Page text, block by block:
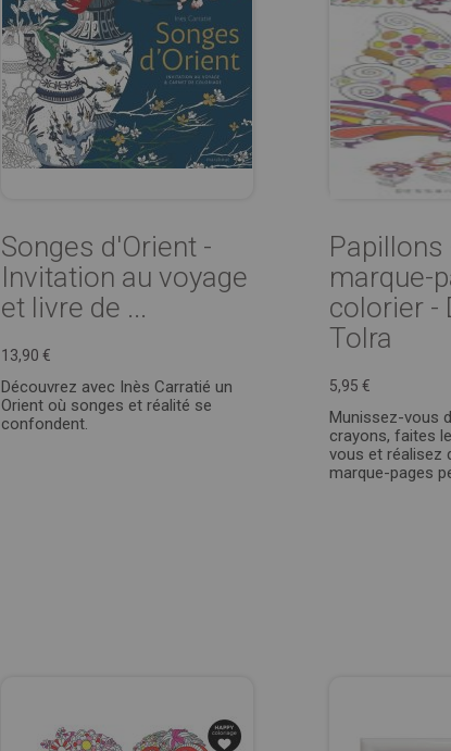
Songes d'Orient -
Invitation au voyage
et livre de ...
13,90 €
Découvrez avec Inès Carratié un
Orient où songes et réalité se
confondent.
Papillons
marque-
colorier -
Tolra
5,95 €
Munissez-vous
crayons, faites
vous et réalisez
marque-pages